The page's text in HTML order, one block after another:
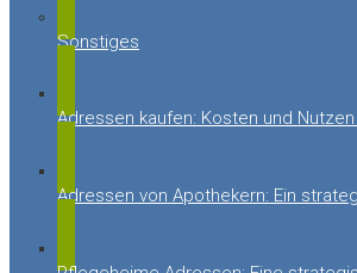
Sonstiges
Adressen kaufen: Kosten und
Adressen von Apothekern: Ein